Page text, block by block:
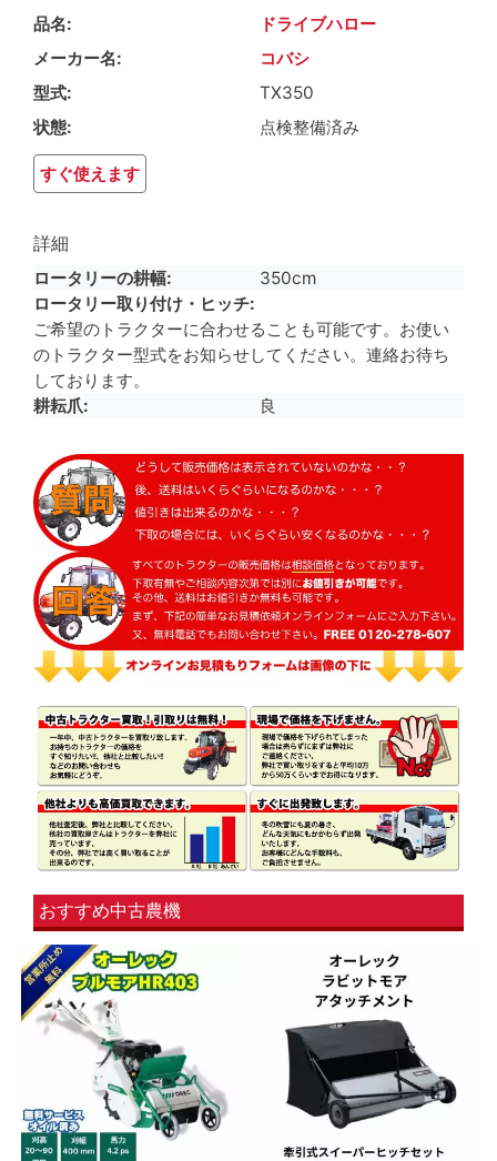
品名
ドライブハロー
メーカー名
コバシ
型式
TX350
状態
点検整備済み
すぐ使えます
詳細
ロータリーの耕幅
350cm
ロータリー取り付け・ヒッチ
ご希望のトラクターに合わせることも可能です。お使い
のトラクター型式をお知らせしてください。連絡お待ち
しております。
耕耘爪
良
おすすめ中古農機